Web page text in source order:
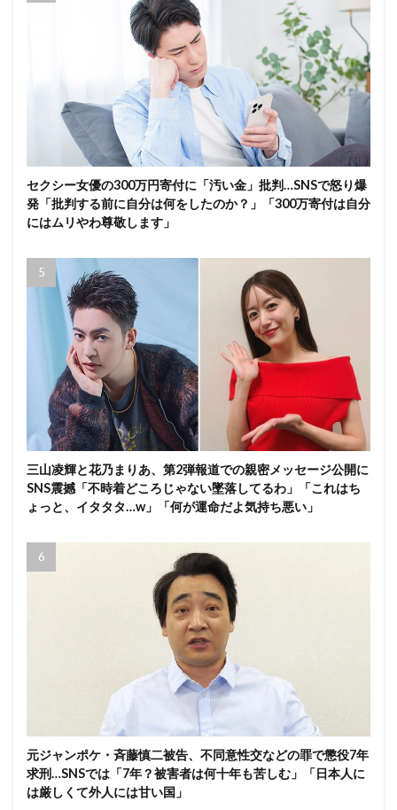
セクシー女優の300万円寄付に「汚い金」批判…SNSで怒り爆
発「批判する前に自分は何をしたのか？」「300万寄付は自分
にはムリやわ尊敬します」
三山凌輝と花乃まりあ、第2弾報道での親密メッセージ公開に
SNS震撼「不時着どころじゃない墜落してるわ」「これはち
ょっと、イタタタ…w」「何が運命だよ気持ち悪い」
元ジャンポケ・斉藤慎二被告、不同意性交などの罪で懲役7年
求刑…SNSでは「7年？被害者は何十年も苦しむ」「日本人に
は厳しくて外人には甘い国」